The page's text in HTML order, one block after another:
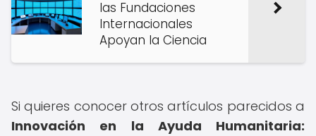
las Fundaciones
Internacionales
Apoyan la Ciencia
Si quieres conocer otros artículos parecidos a
Innovación en la Ayuda Humanitaria: